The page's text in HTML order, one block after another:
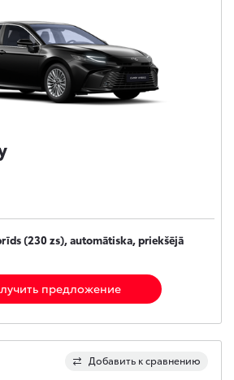
(230 zs), automātiska, priekšējā
предложение
Добавить к сравнению